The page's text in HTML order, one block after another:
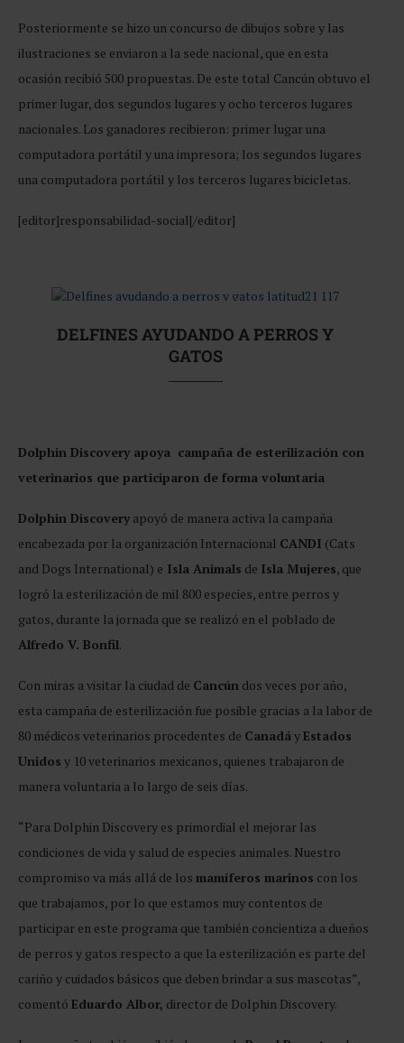
Posteriormente se hizo un concurso de dibujos sobre y las
ilustraciones se enviaron a la sede nacional, que en esta
ocasión recibió 500 propuestas. De este total Cancún obtuvo el
primer lugar, dos segundos lugares y ocho terceros lugares
nacionales. Los ganadores recibieron: primer lugar una
computadora portátil y una impresora; los segundos lugares
una computadora portátil y los terceros lugares bicicletas.
[editor]responsabilidad-social[/editor]
DELFINES AYUDANDO A PERROS Y
GATOS
Dolphin Discovery apoya campaña de esterilización con
veterinarios que participaron de forma voluntaria
Dolphin Discovery apoyó de manera activa la campaña
encabezada por la organización Internacional CANDI (Cats
and Dogs International) e Isla Animals de Isla Mujeres, que
logró la esterilización de mil 800 especies, entre perros y
gatos, durante la jornada que se realizó en el poblado de
Alfredo V. Bonfil.
Con miras a visitar la ciudad de Cancún dos veces por año,
esta campaña de esterilización fue posible gracias a la labor de
80 médicos veterinarios procedentes de CanadáyEstados
Unidos y 10 veterinarios mexicanos, quienes trabajaron de
manera voluntaria a lo largo de seis días.
“Para Dolphin Discovery es primordial el mejorar las
condiciones de vida y salud de especies animales. Nuestro
compromiso va más allá de los mamíferos marinos con los
que trabajamos, por lo que estamos muy contentos de
participar en este programa que también concientiza a dueños
de perros y gatos respecto a que la esterilización es parte del
cariño y cuidados básicos que deben brindar a sus mascotas”,
comentó Eduardo Albor, director de Dolphin Discovery.